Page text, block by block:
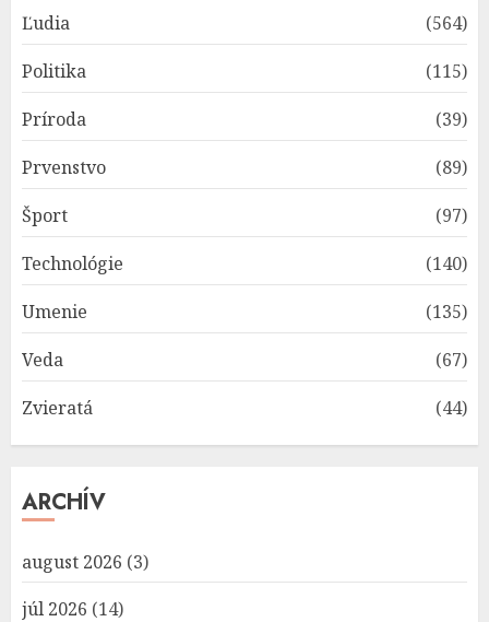
Ľudia
(564)
Politika
(115)
Príroda
(39)
Prvenstvo
(89)
Šport
(97)
Technológie
(140)
Umenie
(135)
Veda
(67)
Zvieratá
(44)
ARCHÍV
august 2026 (3)
júl 2026 (14)